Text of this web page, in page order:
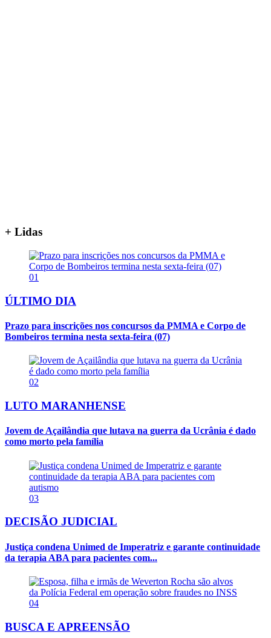
+ Lidas
01
ÚLTIMO DIA
Prazo para inscrições nos concursos da PMMA e Corpo de
Bombeiros termina nesta sexta-feira (07)
02
LUTO MARANHENSE
Jovem de Açailândia que lutava na guerra da Ucrânia é dado
como morto pela família
03
DECISÃO JUDICIAL
Justiça condena Unimed de Imperatriz e garante continuidade
da terapia ABA para pacientes com...
04
BUSCA E APREENSÃO